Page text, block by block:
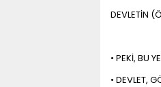
DEVLETİN
• PEKİ, BU
• DEVLET,